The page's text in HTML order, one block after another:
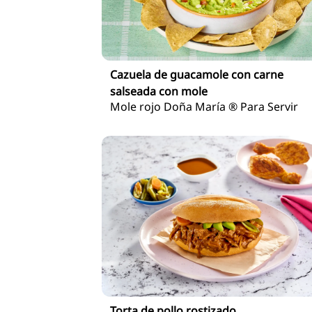
Cazuela de guacamole con carne
salseada con mole
Mole rojo Doña María ® Para Servir